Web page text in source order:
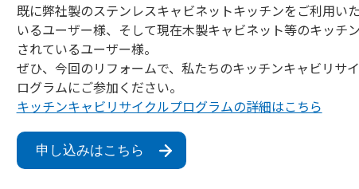
既に弊社製のステンレスキャビネットキッチンをご利用い
いるユーザー様、そして現在木製キャビネット等のキッチ
されているユーザー様。
ぜひ、今回のリフォームで、私たちのキッチンキャビリサ
ログラムにご参加ください。
キッチンキャビリサイクルプログラムの詳細はこちら
申し込みはこちら